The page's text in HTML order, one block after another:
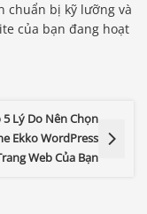
chuẩn bị kỹ lưỡng và
của bạn đang hoạt
5 Lý Do Nên Chọn
Ekko WordPress
Web Của Bạn